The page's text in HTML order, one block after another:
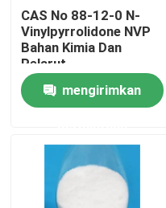
Berita
Permintaan Penawaran
Produk Farmasi Antara
Garam Amonium
CAS No 88-12-0 N-
Vinylpyrrolidone NVP
Bahan Kimia Dan
Pelarut
mengirimkan